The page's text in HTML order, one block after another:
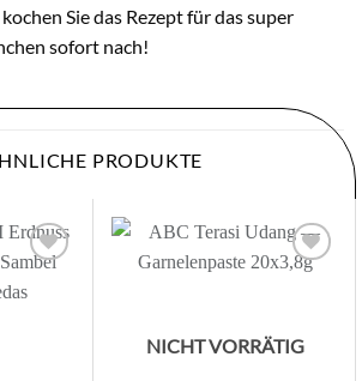
Sie das Rezept für das super
sofort nach!
PRODUKTE
NICHT VORRÄTIG